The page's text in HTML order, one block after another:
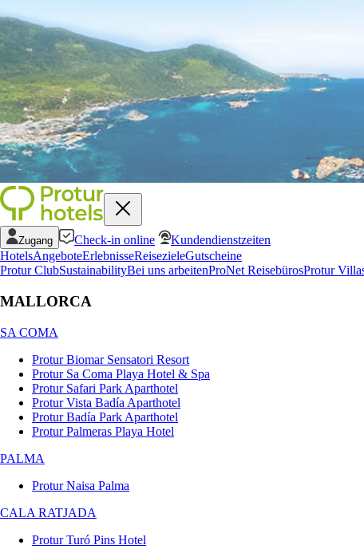
Zugang Check-in online
Kundendienstzeiten
HotelsAngeboteErlebnisseReisezieleGutscheine
Protur ClubSustainabilityBei uns arbeitenProNet ReisebürosProtur
MALLORCA
SA COMA
Protur Biomar Sensatori Resort
Protur Sa Coma Playa Hotel & Spa
Protur Safari Park Aparthotel
Protur Vista Badía Aparthotel
Protur Badía Park Aparthotel
Protur Palmeras Playa Hotel
PALMA
Protur Naisa Palma
CALA RATJADA
Protur Turó Pins Hotel